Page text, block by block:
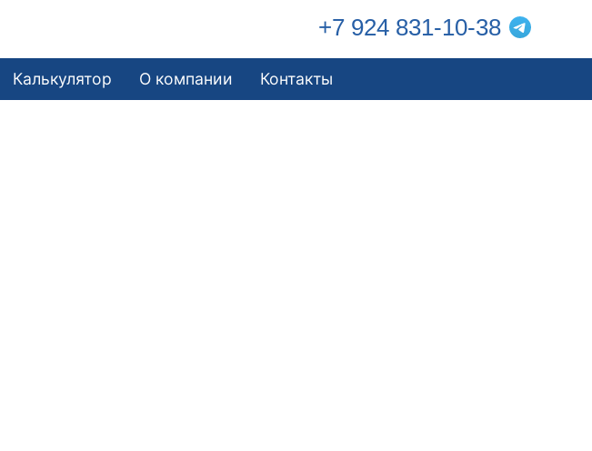
+7 924 831-10-38
Калькулятор О компании Контакты